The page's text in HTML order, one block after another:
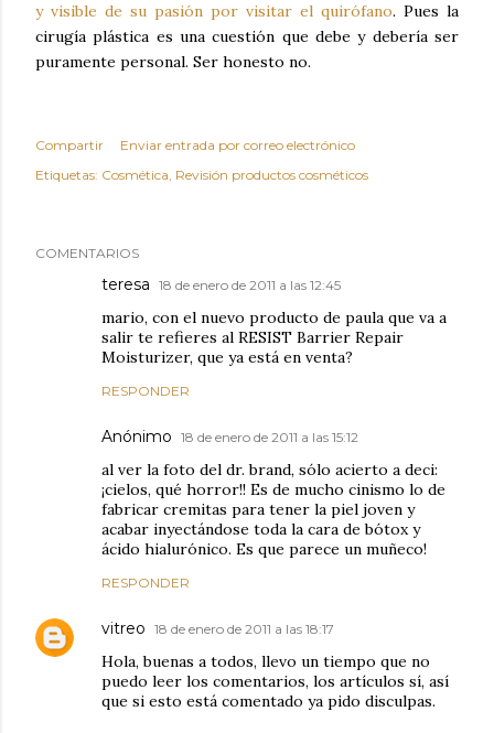
y visible de su pasión por visitar el quirófano. Pues la
cirugía plástica es una cuestión que debe y debería ser
puramente personal. Ser honesto no.
Compartir
Enviar entrada por correo electrónico
Etiquetas: Cosmética Revisión productos cosméticos
COMENTARIOS
teresa 18 de enero de 2011 a las 12:45
mario, con el nuevo producto de paula que va a
salir te refieres al RESIST Barrier Repair
Moisturizer, que ya está en venta?
RESPONDER
Anónimo 18 de enero de 2011 a las 15:12
al ver la foto del dr. brand, sólo acierto a deci:
¡cielos, qué horror!! Es de mucho cinismo lo de
fabricar cremitas para tener la piel joven y
acabar inyectándose toda la cara de bótox y
ácido hialurónico. Es que parece un muñeco!
RESPONDER
vitreo 18 de enero de 2011 a las 18:17
Hola, buenas a todos, llevo un tiempo que no
puedo leer los comentarios, los artículos sí, así
que si esto está comentado ya pido disculpas.